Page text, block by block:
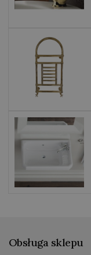
Obsługa sklepu